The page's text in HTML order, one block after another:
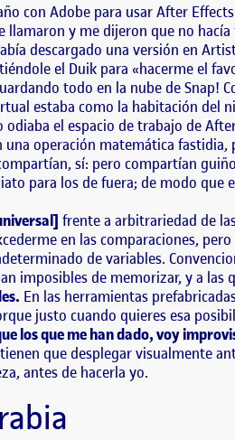
con Adobe para usar After
y me dijeron que no
descargado una versión en
el Duik para «hacerme el
todo en la nube de Snap!
estaba como la habitación del
odiaba el espacio de trabajo de
una operación matemática
sí: pero compartían
para los de fuera; de modo que
frente a arbitrariedad de
en las comparaciones, pero
de variables.
imposibles de memorizar, y a las
En las herramientas
justo cuando quieres esa
los que me han dado, voy
que desplegar visualmente
antes de hacerla yo.